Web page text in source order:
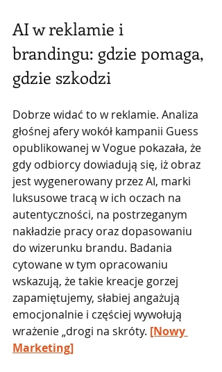
AI w reklamie i
brandingu: gdzie pomaga,
gdzie szkodzi
Dobrze widać to w reklamie. Analiza
głośnej afery wokół kampanii Guess
opublikowanej w Vogue pokazała, że
gdy odbiorcy dowiadują się, iż obraz
jest wygenerowany przez AI, marki
luksusowe tracą w ich oczach na
autentyczności, na postrzeganym
nakładzie pracy oraz dopasowaniu
do wizerunku brandu. Badania
cytowane w tym opracowaniu
wskazują, że takie kreacje gorzej
zapamiętujemy, słabiej angażują
emocjonalnie i częściej wywołują
wrażenie „drogi na skróty. [Nowy
Marketing]